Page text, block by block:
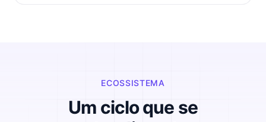
ECOSSISTEMA
Um ciclo que se